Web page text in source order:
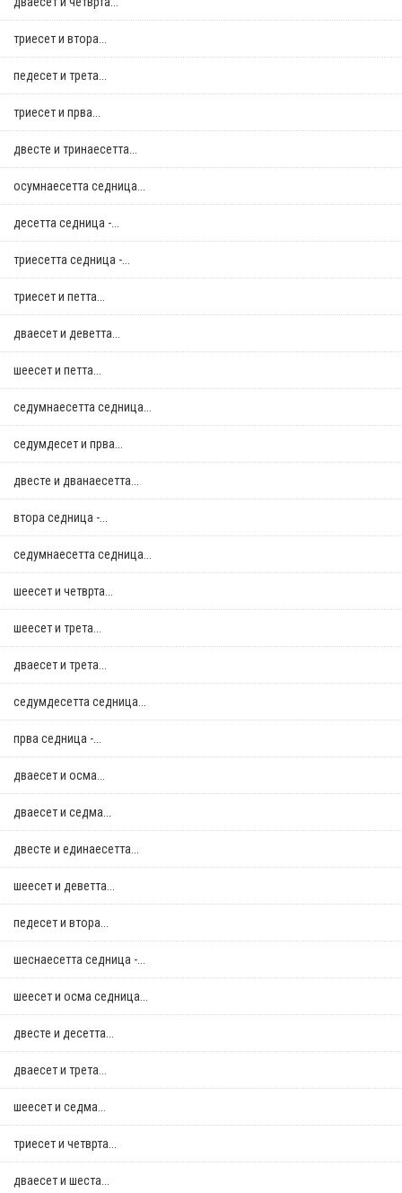
триесет и втора...
педесет и трета...
триесет и прва...
двестe и тринаесетта...
осумнaесетта седница...
десетта седница -...
триесетта седница -...
триесет и петта...
дваесет и деветта...
шеесет и петта...
седумнаесетта седница...
седумдесет и прва...
двестe и дванаесетта...
втора седница -...
седумнаесетта седница...
шеесет и четврта...
шеесет и трета...
дваесет и трета...
седумдесетта седница...
прва седница -...
дваесет и осма...
дваесет и седма...
двестe и единаесетта...
шеесет и деветта...
педесет и втора...
шеснаесетта седница -...
шеесет и осма седница...
двестe и десетта...
дваесет и трета...
шеесет и седма...
триесет и четврта...
дваесет и шеста...